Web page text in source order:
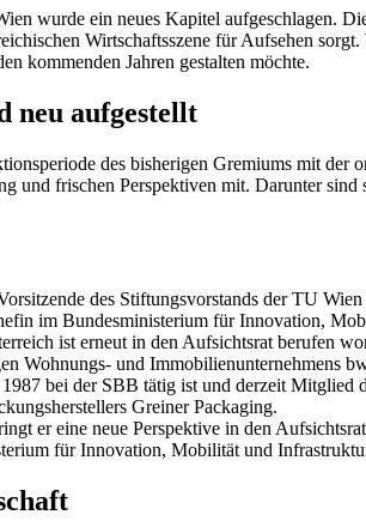
wurde ein neues Kapitel aufgeschlagen.
Wirtschaftsszene für Aufsehen
kommenden Jahren gestalten möchte.
neu aufgestellt
des bisherigen Gremiums mit
und frischen Perspektiven mit. Darunter
des Stiftungsvorstands der TU
im Bundesministerium für Innovation,
ist erneut in den Aufsichtsrat berufen
Wohnungs- und Immobilienunternehmens
bei der SBB tätig ist und derzeit Mitglied
Greiner Packaging.
er eine neue Perspektive in den
für Innovation, Mobilität und